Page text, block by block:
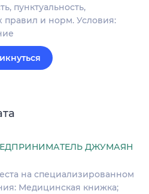
пунктуальность,
правил и норм. Условия:
ДЖУМАЯН
на специализированном
Медицинская книжка;